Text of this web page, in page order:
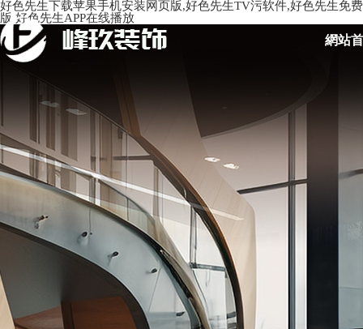
好色先生下载苹果手机安装网页版,好色先生TV污软件,好色先生免费
版,好色先生APP在线播放
網站